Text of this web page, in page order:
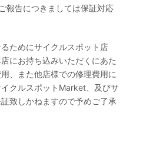
報告につきましては保証対応
ためにサイクルスポット店
にお持ち込みいただくにあた
、また他店様での修理費用に
クルスポットMarket、及びサ
致しかねますので予めご了承